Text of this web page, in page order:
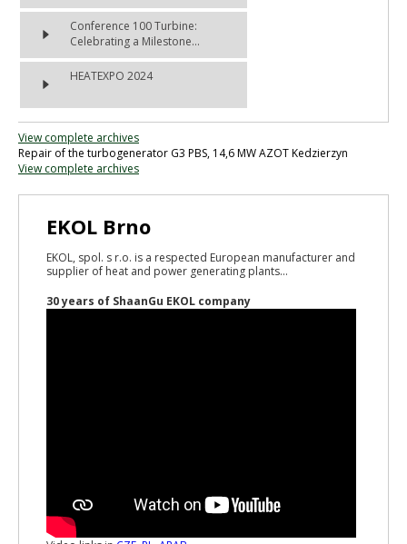
Conference 100 Turbine:
Celebrating a Milestone...
HEATEXPO 2024
View complete archives
Repair of the turbogenerator G3 PBS, 14,6 MW AZOT Kedzierzyn
View complete archives
EKOL Brno
EKOL, spol. s r.o. is a respected European manufacturer and
supplier of heat and power generating plants...
30 years of ShaanGu EKOL company